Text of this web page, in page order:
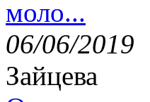
моло...
06/06/2019
Зайцева